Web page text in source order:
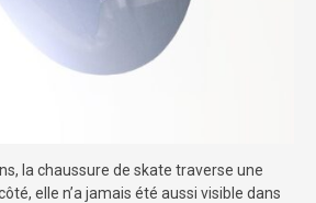
la chaussure de skate traverse une
elle n’a jamais été aussi visible dans